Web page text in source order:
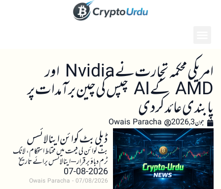
امریکی محکمہ تجارت نے Nvidia اور
AMD کے AI چپس کی چین برآمدات پر
پابندی عائد کر دی
جون 3, 2026 Owais Paracha
ڈیلی بٹ کوائن اینالائسس
بٹ کوائن کی قیمت میں محتاط استحکام، لانگ
ٹرم دباؤ برقرار – اینالائسس برائے تاریخ
2026-08-07
Owais Paracha 07/08/2026